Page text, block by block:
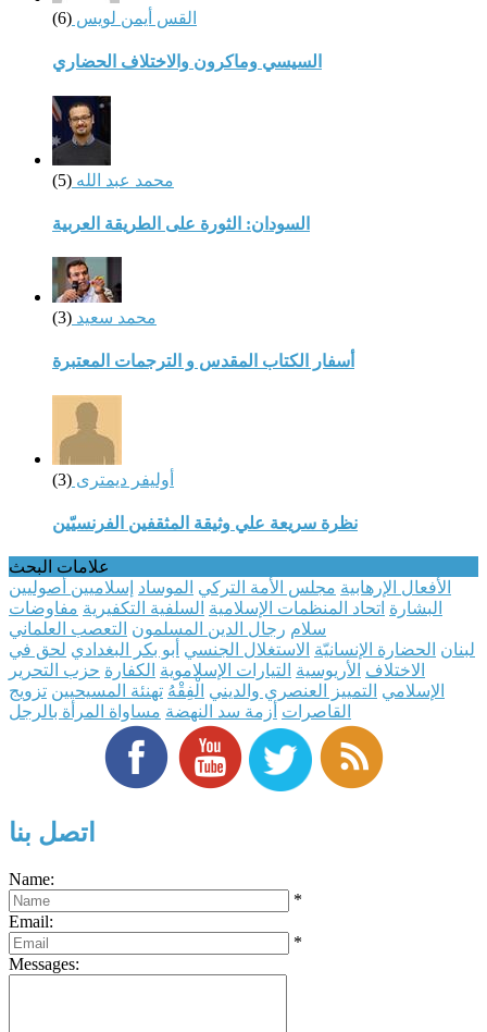
القس أيمن لويس (6)
السيسي وماكرون والاختلاف الحضاري
محمد عبد الله (5)
السودان: الثورة على الطريقة العربية
محمد سعيد (3)
أسفار الكتاب المقدس و الترجمات المعتبرة
أوليفر ديمترى (3)
نظرة سريعة علي وثيقة المثقفين الفرنسيّين
علامات البحث
الأفعال الإرهابية مجلس الأمة التركي الموساد إسلاميين أصوليين
البشارة اتحاد المنظمات الإسلامية السلفية التكفيرية مفاوضات
سلام رجال الدين المسلمون التعصب العلماني
لبنان الحضارة الإنسانيّة الاستغلال الجنسي أبو بكر البغدادي لحق في
الاختلاف الأريوسية التيارات الإسلاموية الكفارة حزب التحرير
الإسلامي التمييز العنصري والديني الْفِقْهُ تهنئة المسيحيين تزويج
القاصرات أزمة سد النهضة مساواة المرأة بالرجل
اتصل بنا
Name:
*
Email:
*
Messages: